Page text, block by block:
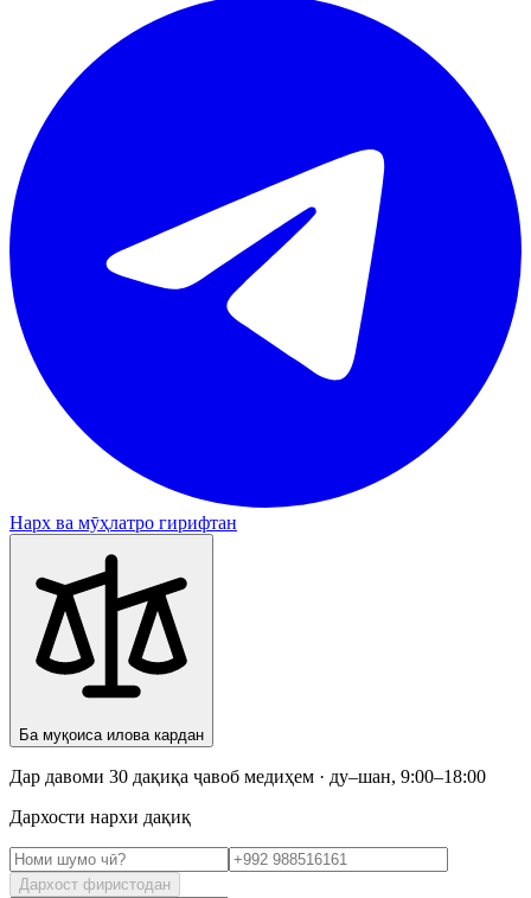
Нарх ва мӯҳлатро гирифтан
Ба муқоиса илова кардан
Дар давоми 30 дақиқа ҷавоб медиҳем · ду–шан, 9:00–18:00
Дархости нархи дақиқ
Дархост фиристодан